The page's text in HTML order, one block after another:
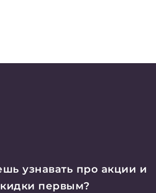
узнавать про акции и
первым?